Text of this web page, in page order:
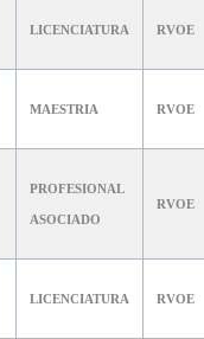
LICENCIATURA RVOE
MAESTRIA RVOE
PROFESIONAL
ASOCIADO
RVOE
LICENCIATURA RVOE